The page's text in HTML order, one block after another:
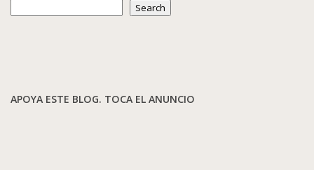
Search
APOYA ESTE BLOG. TOCA EL ANUNCIO